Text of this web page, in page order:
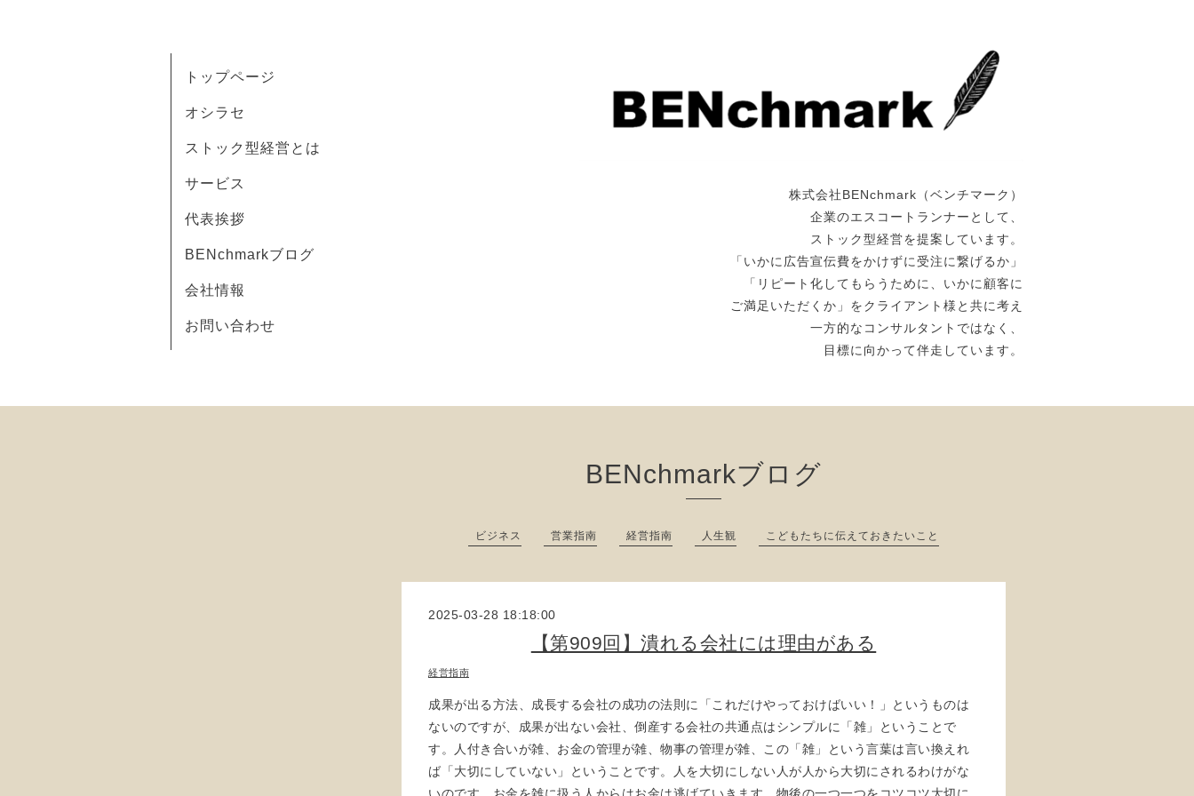
株式会社BENchmark（ベンチマーク）
企業のエスコートランナーとして、
ストック型経営を提案しています。
「いかに広告宣伝費をかけずに受注に繋げるか」
「リピート化してもらうために、いかに顧客に
ご満足いただくか」をクライアント様と共に考え
一方的なコンサルタントではなく、
目標に向かって伴走しています。
トップページ
オシラセ
ストック型経営とは
サービス
代表挨拶
BENchmarkブログ
会社情報
お問い合わせ
BENchmarkブログ
ビジネス 営業指南 経営指南 人生観 こどもたちに伝えておきたいこと
2025-03-28 18:18:00
【第909回】潰れる会社には理由がある
経営指南
成果が出る方法、成長する会社の成功の法則に「これだけやっておけばいい！」というものは
ないのですが、成果が出ない会社、倒産する会社の共通点はシンプルに「雑」ということで
す。人付き合いが雑、お金の管理が雑、物事の管理が雑、この「雑」という言葉は言い換えれ
ば「大切にしていない」ということです。人を大切にしない人が人から大切にされるわけがな
いのです。お金を雑に扱う人からはお金は逃げていきます。物後の一つ一つをコツコツ大切に